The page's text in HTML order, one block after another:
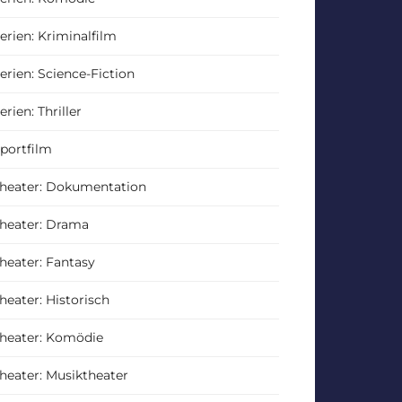
Kriminalfilm
Science-Fiction
Thriller
Dokumentation
Drama
Fantasy
Historisch
Komödie
Musiktheater